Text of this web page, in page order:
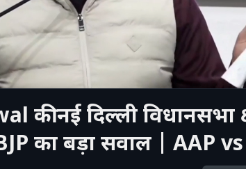
की नई दिल्ली विधानसभा
का बड़ा सवाल | AAP